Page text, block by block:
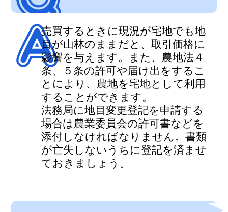
売買するときに現況が宅地でも地
目が山林のままだと、取引価格に
影響を与えます。また、農地法４
条、５条の許可や届け出をするこ
とにより、農地を宅地として利用
することができます。
法務局に地目変更登記を申請する
場合は農業委員会の許可書などを
添付しなければなりません。書類
が亡失しないうちに登記を済ませ
ておきましょう。